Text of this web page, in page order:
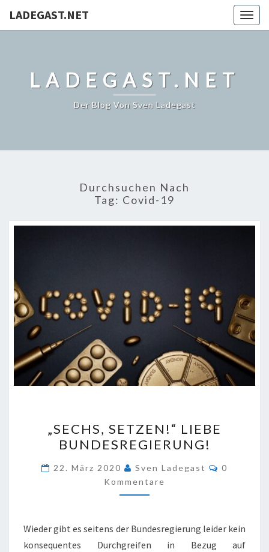
LADEGAST.NET
LADEGAST.NET
Der Blog Von Sven Ladegast
Durchsuchen Nach
Tag: Covid-19
SETZEN!“
LIEBE
BUNDESREGIERUNG!
„SECHS, SETZEN!“ LIEBE
BUNDESREGIERUNG!
22. März 2020 Sven Ladegast
0
Kommentare
Wieder gibt es seitens der Bundesregierung leider kein
konsequentes Durchgreifen in Bezug auf